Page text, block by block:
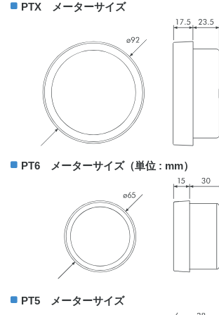
PTX メーターサイズ
PT6 メーターサイズ（単位 : mm）
PT5 メーターサイズ